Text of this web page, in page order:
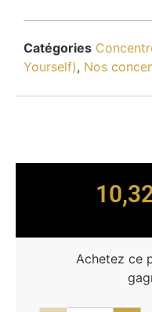
Catégories
Yourself), Nos
Achetez ce